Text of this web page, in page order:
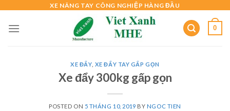
content
XE NÂNG TAY CÔNG NGHIỆP HÀNG ĐẦU
0
XE ĐẨY, XE ĐẨY TAY GẤP GỌN
Xe đẩy 300kg gấp gọn
POSTED ON 5 THÁNG 10, 2019 BY NGOC TIEN